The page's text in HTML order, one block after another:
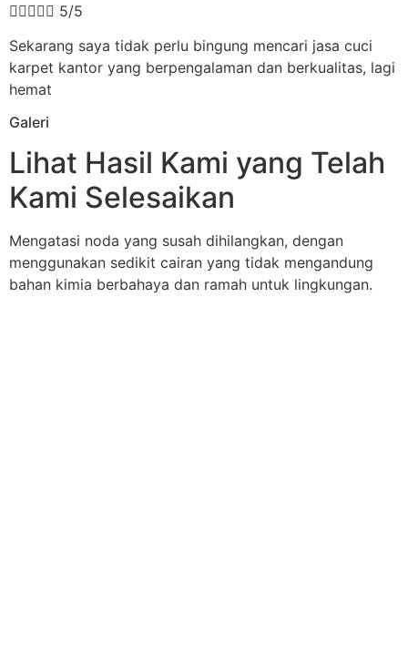
 5/5
Sekarang saya tidak perlu bingung mencari jasa cuci
karpet kantor yang berpengalaman dan berkualitas, lagi
hemat
Galeri
Lihat Hasil Kami yang Telah
Kami Selesaikan
Mengatasi noda yang susah dihilangkan, dengan
menggunakan sedikit cairan yang tidak mengandung
bahan kimia berbahaya dan ramah untuk lingkungan.